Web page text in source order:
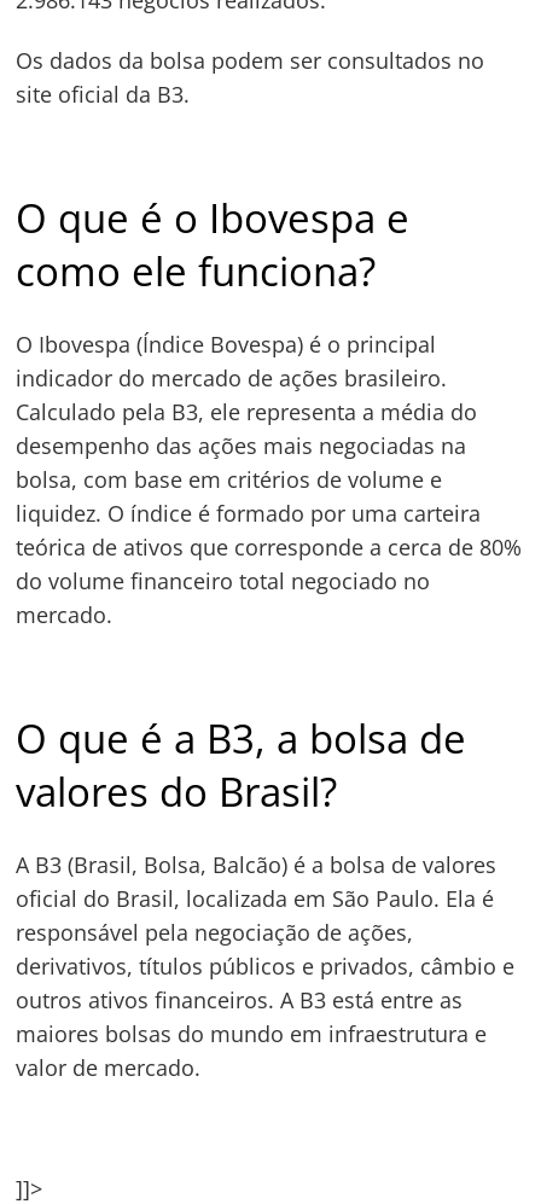
Os dados da bolsa podem ser consultados no
site oficial da B3.
O que é o Ibovespa e
como ele funciona?
O Ibovespa (Índice Bovespa) é o principal
indicador do mercado de ações brasileiro.
Calculado pela B3, ele representa a média do
desempenho das ações mais negociadas na
bolsa, com base em critérios de volume e
liquidez. O índice é formado por uma carteira
teórica de ativos que corresponde a cerca de 80%
do volume financeiro total negociado no
mercado.
O que é a B3, a bolsa de
valores do Brasil?
A B3 (Brasil, Bolsa, Balcão) é a bolsa de valores
oficial do Brasil, localizada em São Paulo. Ela é
responsável pela negociação de ações,
derivativos, títulos públicos e privados, câmbio e
outros ativos financeiros. A B3 está entre as
maiores bolsas do mundo em infraestrutura e
valor de mercado.
]]>
Navegação
de